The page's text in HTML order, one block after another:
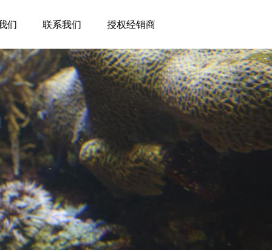
们 联系我们 授权经销商